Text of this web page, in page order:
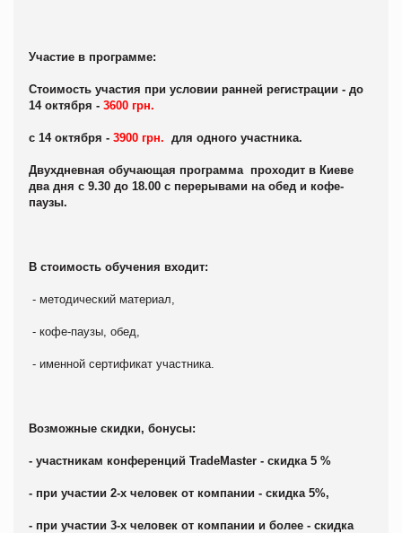
Участие в программе:
Стоимость участия при условии ранней регистрации - до
14 октября - 3600 грн.
с 14 октября - 3900 грн. для одного участника.
Двухдневная обучающая программа проходит в Киеве
два дня с 9.30 до 18.00 с перерывами на обед и кофе-
паузы.
В стоимость обучения входит:
- методический материал,
- кофе-паузы, обед,
- именной сертификат участника.
Возможные скидки, бонусы:
- участникам конференций TradeMaster - скидка 5 %
- при участии 2-х человек от компании - скидка 5%,
- при участии 3-х человек от компании и более - скидка